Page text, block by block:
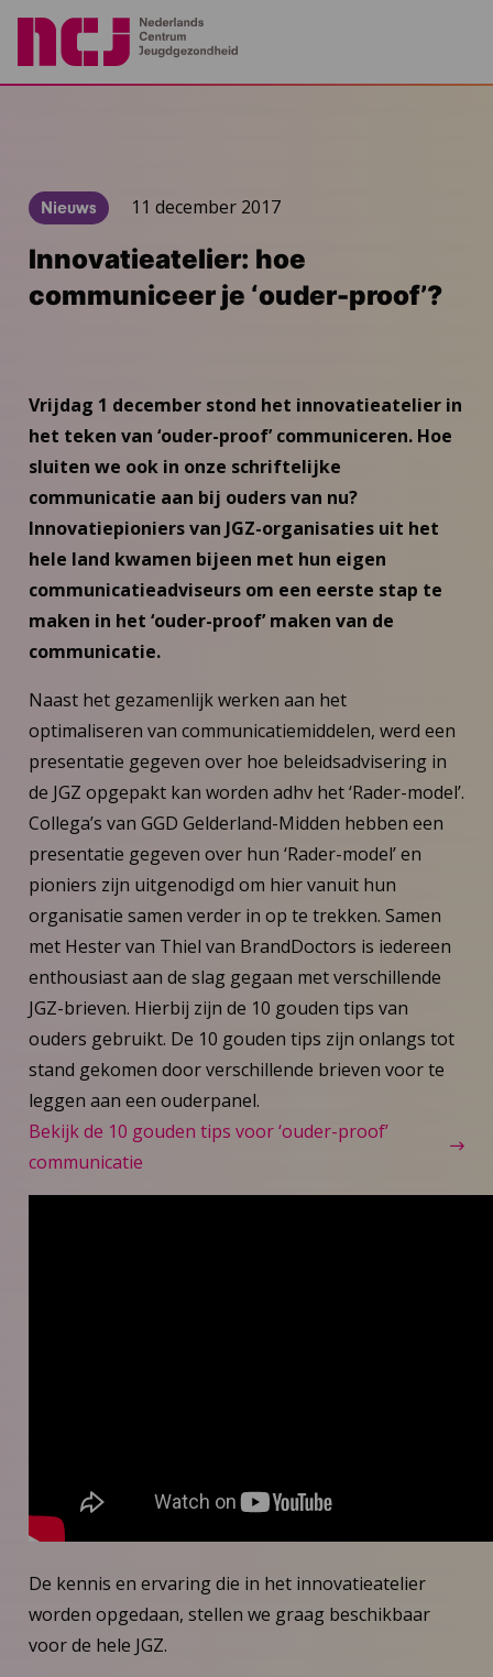
Nieuws 11 december 2017
Innovatieatelier: hoe
communiceer je ‘ouder-proof’?
Vrijdag 1 december stond het innovatieatelier in
het teken van ‘ouder-proof’ communiceren. Hoe
sluiten we ook in onze schriftelijke
communicatie aan bij ouders van nu?
Innovatiepioniers van JGZ-organisaties uit het
hele land kwamen bijeen met hun eigen
communicatieadviseurs om een eerste stap te
maken in het ‘ouder-proof’ maken van de
communicatie.
Naast het gezamenlijk werken aan het
optimaliseren van communicatiemiddelen, werd een
presentatie gegeven over hoe beleidsadvisering in
de JGZ opgepakt kan worden adhv het ‘Rader-model’.
Collega’s van GGD Gelderland-Midden hebben een
presentatie gegeven over hun ‘Rader-model’ en
pioniers zijn uitgenodigd om hier vanuit hun
organisatie samen verder in op te trekken. Samen
met Hester van Thiel van BrandDoctors is iedereen
enthousiast aan de slag gegaan met verschillende
JGZ-brieven. Hierbij zijn de 10 gouden tips van
ouders gebruikt. De 10 gouden tips zijn onlangs tot
stand gekomen door verschillende brieven voor te
leggen aan een ouderpanel.
Bekijk de 10 gouden tips voor ‘ouder-proof’
communicatie
De kennis en ervaring die in het innovatieatelier
worden opgedaan, stellen we graag beschikbaar
voor de hele JGZ.